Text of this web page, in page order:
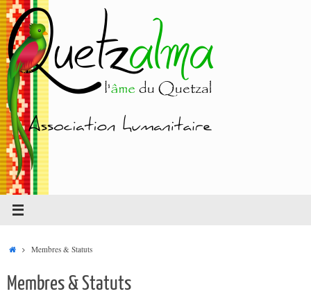
Passer
au
contenu
AccueilMembres & Statuts
Membres & Statuts